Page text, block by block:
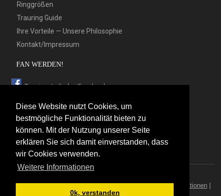
Diese Website nutzt Cookies, um
bestmögliche Funktionalität bieten zu
können. Mit der Nutzung unserer Seite
erklären Sie sich damit einverstanden, dass
wir Cookies verwenden.
Weitere Informationen
0k, verstanden
Ringgrößen
Trauring Guide
Ihre Vorteile — Unsere Philosophie
Kontakt/Impressum
FAN WERDEN!
Trauringstudio bei Facebook
Trauringstudio bei Twitter
Trauringstudio bei Pinterest
Trauringstudio bei flickr
Trauringstudio|Trauringe|Hersteller|Kontakt/Impressum Aktionen|
News|Sitemap